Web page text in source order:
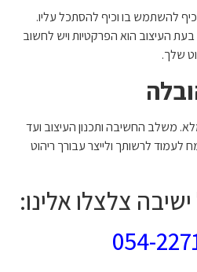
להשתמש בו וכיף להסתכל עליו.
העיצוב הוא הפרקטיות ויש לחשוב
שלך.
משלב החשיבה ותכנון העיצוב ועד
לרשותך ולייצר עבורך ריהוט
צלצלו אלינו:
054-